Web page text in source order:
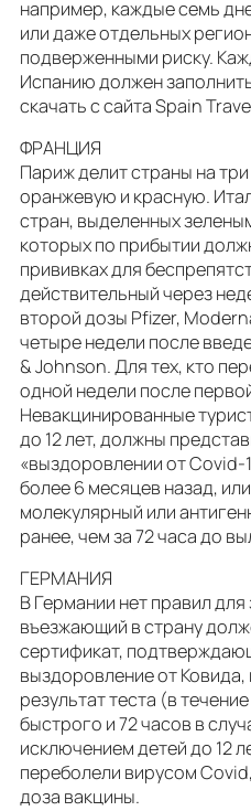
например, каждые семь
или даже отдельных
подверженными риску.
Испанию должен
скачать с сайта Spain
ФРАНЦИЯ
Париж делит страны на
оранжевую и красную.
стран, выделенных
которых по прибытии
прививках для
действительный через
второй дозы Pfizer,
четыре недели после
& Johnson. Для тех, кто
одной недели после
Невакцинированные
до 12 лет, должны
«выздоровлении от Covid-
более 6 месяцев назад,
молекулярный или
ранее, чем за 72 часа до
ГЕРМАНИЯ
В Германии нет правил
въезжающий в страну
сертификат,
выздоровление от
результат теста (в
быстрого и 72 часов в
исключением детей до 12
переболели вирусом
доза вакцины.